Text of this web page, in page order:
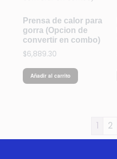
Prensa de calor para
gorra (Opcion de
convertir en combo)
$6,889.30
Añadir al carrito
1 2